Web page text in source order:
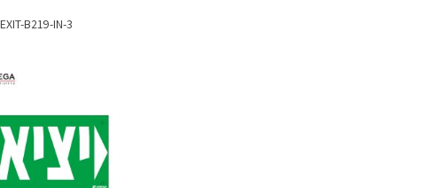
EXIT-B219-IN-3